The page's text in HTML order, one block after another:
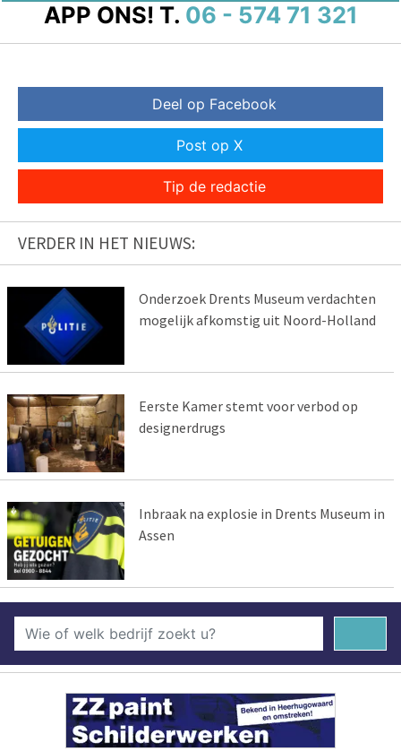
APP ONS! T. 06 - 574 71 321
Deel op Facebook
Post op X
Tip de redactie
VERDER IN HET NIEUWS:
Onderzoek Drents Museum verdachten
mogelijk afkomstig uit Noord-Holland
Eerste Kamer stemt voor verbod op
designerdrugs
Inbraak na explosie in Drents Museum in
Assen